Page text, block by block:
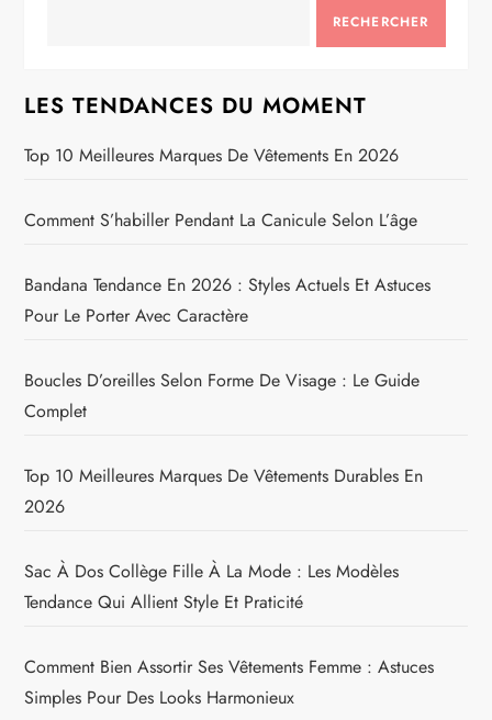
RECHERCHER
LES TENDANCES DU MOMENT
Top 10 Meilleures Marques De Vêtements En 2026
Comment S’habiller Pendant La Canicule Selon L’âge
Bandana Tendance En 2026 : Styles Actuels Et Astuces
Pour Le Porter Avec Caractère
Boucles D’oreilles Selon Forme De Visage : Le Guide
Complet
Top 10 Meilleures Marques De Vêtements Durables En
2026
Sac À Dos Collège Fille À La Mode : Les Modèles
Tendance Qui Allient Style Et Praticité
Comment Bien Assortir Ses Vêtements Femme : Astuces
Simples Pour Des Looks Harmonieux